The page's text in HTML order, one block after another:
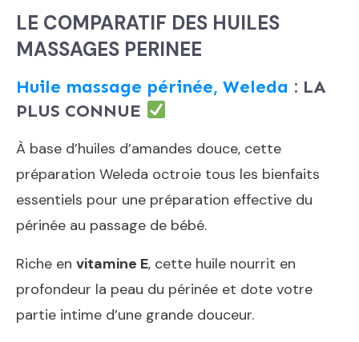
LE COMPARATIF DES HUILES
MASSAGES PERINEE
Huile massage périnée, Weleda : LA
PLUS CONNUE
À base d’huiles d’amandes douce, cette
préparation Weleda octroie tous les bienfaits
essentiels pour une préparation effective du
périnée au passage de bébé.
Riche en vitamine E, cette huile nourrit en
profondeur la peau du périnée et dote votre
partie intime d’une grande douceur.